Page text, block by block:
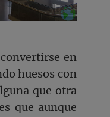
en
huesos con
que otra
que aunque